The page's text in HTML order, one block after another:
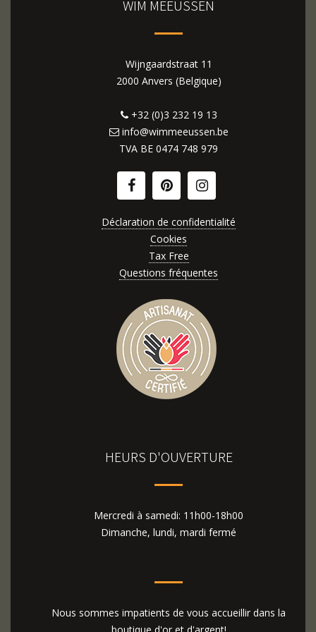
WIM MEEUSSEN
Wijngaardstraat 11
2000 Anvers (Belgique)
+32 (0)3 232 19 13
info@wimmeeussen.be
TVA BE 0474 748 979
Déclaration de confidentialité
Cookies
Tax Free
Questions fréquentes
HEURS D'OUVERTURE
Mercredi à samedi: 11h00-18h00
Dimanche, lundi, mardi fermé
Nous sommes impatients de vous accueillir dans la